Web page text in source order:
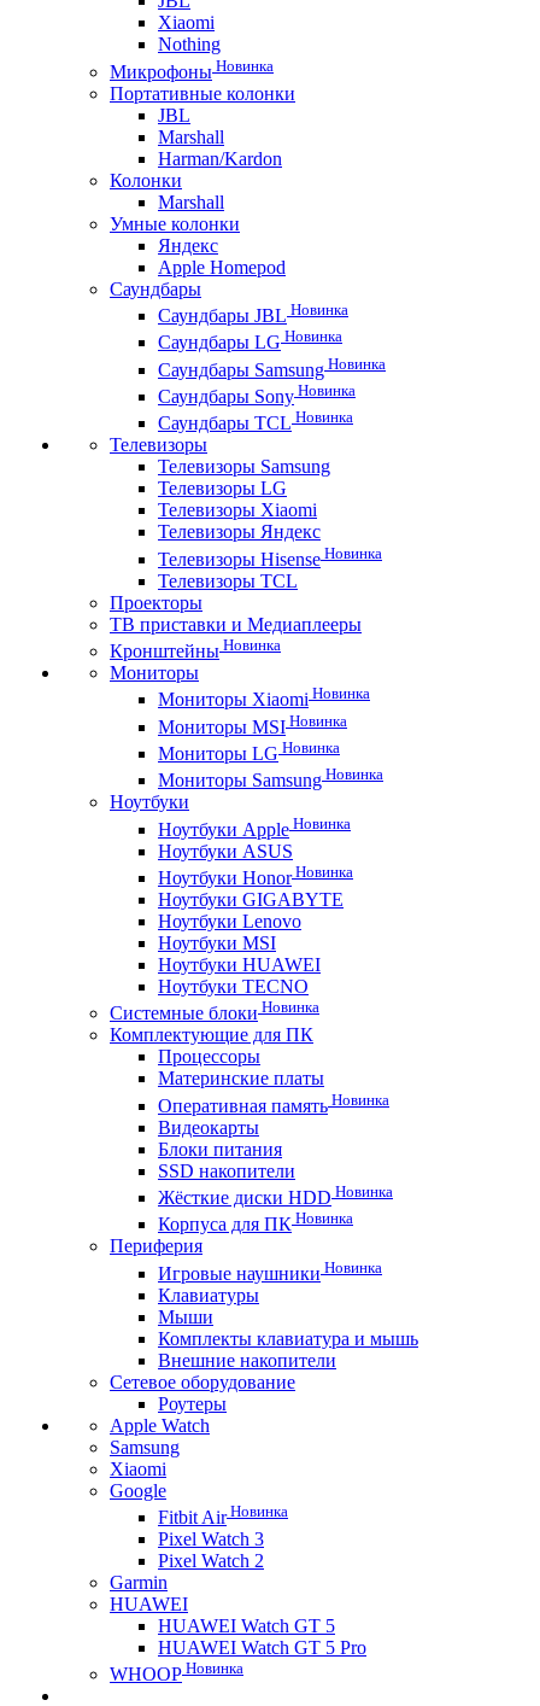
Xiaomi
Nothing
Микрофоны Новинка
Портативные колонки
JBL
Marshall
Harman/Kardon
Колонки
Marshall
Умные колонки
Яндекс
Apple Homepod
Саундбары
Саундбары JBL Новинка
Саундбары LG Новинка
Саундбары Samsung Новинка
Саундбары Sony Новинка
Саундбары TCL Новинка
Телевизоры
Телевизоры Samsung
Телевизоры LG
Телевизоры Xiaomi
Телевизоры Яндекс
Телевизоры Hisense Новинка
Телевизоры TCL
Проекторы
ТВ приставки и Медиаплееры
Кронштейны Новинка
Мониторы
Мониторы Xiaomi Новинка
Мониторы MSI Новинка
Мониторы LG Новинка
Мониторы Samsung Новинка
Ноутбуки
Ноутбуки Apple Новинка
Ноутбуки ASUS
Ноутбуки HonorНовинка
Ноутбуки GIGABYTE
Ноутбуки Lenovo
Ноутбуки MSI
Ноутбуки HUAWEI
Ноутбуки TECNO
Системные блоки Новинка
Комплектующие для ПК
Процессоры
Материнские платы
Оперативная память Новинка
Видеокарты
Блоки питания
SSD накопители
Жёсткие диски HDD Новинка
Корпуса для ПК Новинка
Периферия
Игровые наушники Новинка
Клавиатуры
Мыши
Комплекты клавиатура и мышь
Внешние накопители
Сетевое оборудование
Роутеры
Apple Watch
Samsung
Xiaomi
Google
Fitbit AirНовинка
Pixel Watch 3
Pixel Watch 2
Garmin
HUAWEI
HUAWEI Watch GT 5
HUAWEI Watch GT 5 Pro
WHOOP Новинка